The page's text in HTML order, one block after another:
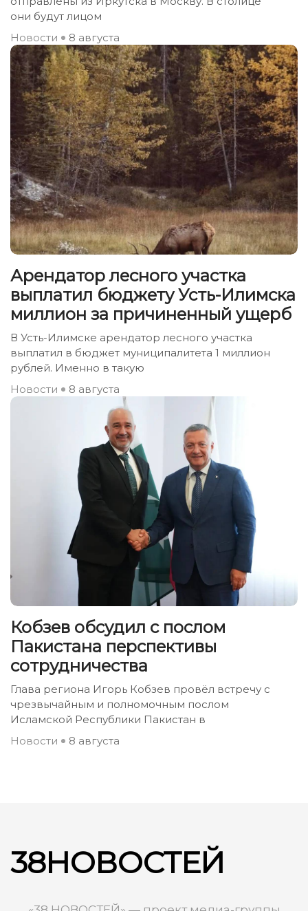
они будут лицом
Новости
8 августа
Арендатор лесного участка
выплатил бюджету Усть-Илимска
миллион за причиненный ущерб
В Усть-Илимске арендатор лесного участка
выплатил в бюджет муниципалитета 1 миллион
рублей. Именно в такую
Новости
8 августа
Кобзев обсудил с послом
Пакистана перспективы
сотрудничества
Глава региона Игорь Кобзев провёл встречу с
чрезвычайным и полномочным послом
Исламской Республики Пакистан в
Новости
8 августа
38НОВОСТЕЙ